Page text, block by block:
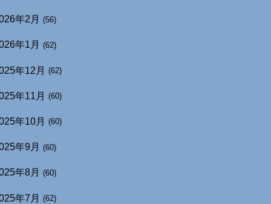
年2月 (56)
年1月 (62)
年12月 (62)
年11月 (60)
年10月 (60)
年9月 (60)
年8月 (60)
年7月 (62)